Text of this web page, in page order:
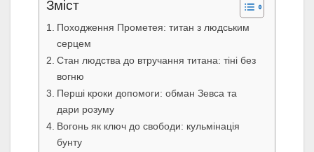
Зміст
Походження Прометея: титан з людським
серцем
Стан людства до втручання титана: тіні без
вогню
Перші кроки допомоги: обман Зевса та
дари розуму
Вогонь як ключ до свободи: кульмінація
бунту